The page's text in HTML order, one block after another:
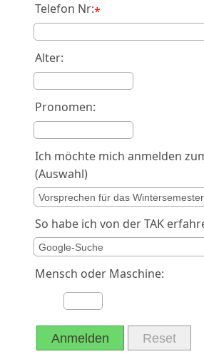
Telefon Nr:*
Alter:
Pronomen:
Ich möchte mich anmelden
(Auswahl)
So habe ich von der TAK
Mensch oder Maschine:
Anmelden Reset